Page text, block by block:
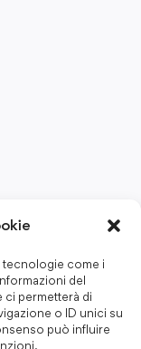
tecnologie come i
del
permetterà di
o ID unici su
può influire